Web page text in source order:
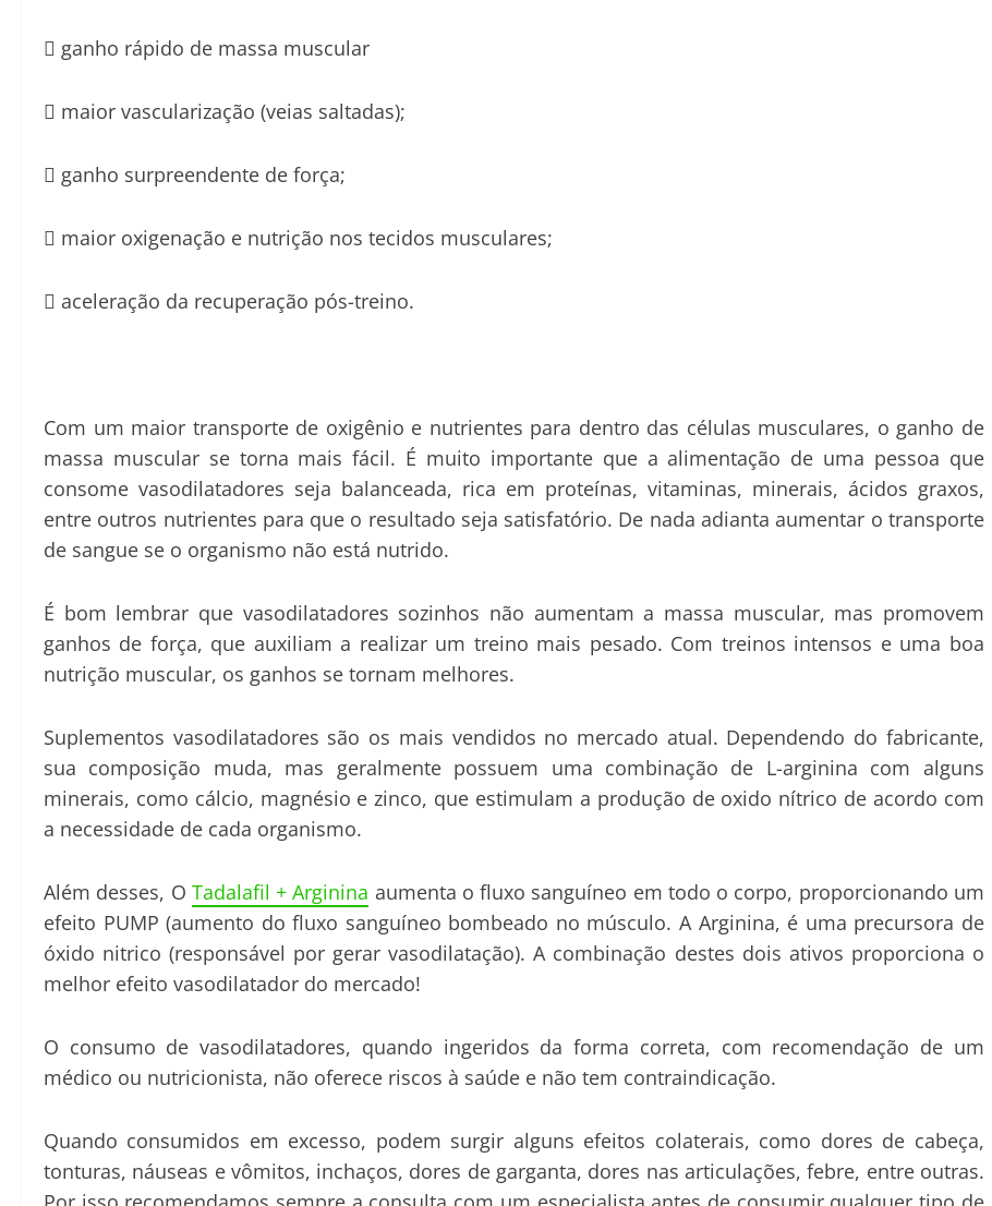
 ganho rápido de massa muscular
 maior vascularização (veias saltadas);
 ganho surpreendente de força;
 maior oxigenação e nutrição nos tecidos musculares;
 aceleração da recuperação pós-treino.
Com um maior transporte de oxigênio e nutrientes para dentro das células musculares, o ganho de
massa muscular se torna mais fácil. É muito importante que a alimentação de uma pessoa que
consome vasodilatadores seja balanceada, rica em proteínas, vitaminas, minerais, ácidos graxos,
entre outros nutrientes para que o resultado seja satisfatório. De nada adianta aumentar o transporte
de sangue se o organismo não está nutrido.
É bom lembrar que vasodilatadores sozinhos não aumentam a massa muscular, mas promovem
ganhos de força, que auxiliam a realizar um treino mais pesado. Com treinos intensos e uma boa
nutrição muscular, os ganhos se tornam melhores.
Suplementos vasodilatadores são os mais vendidos no mercado atual. Dependendo do fabricante,
sua composição muda, mas geralmente possuem uma combinação de L-arginina com alguns
minerais, como cálcio, magnésio e zinco, que estimulam a produção de oxido nítrico de acordo com
a necessidade de cada organismo.
Além desses, O Tadalafil + Arginina aumenta o fluxo sanguíneo em todo o corpo, proporcionando um
efeito PUMP (aumento do fluxo sanguíneo bombeado no músculo. A Arginina, é uma precursora de
óxido nitrico (responsável por gerar vasodilatação). A combinação destes dois ativos proporciona o
melhor efeito vasodilatador do mercado!
O consumo de vasodilatadores, quando ingeridos da forma correta, com recomendação de um
médico ou nutricionista, não oferece riscos à saúde e não tem contraindicação.
Quando consumidos em excesso, podem surgir alguns efeitos colaterais, como dores de cabeça,
tonturas, náuseas e vômitos, inchaços, dores de garganta, dores nas articulações, febre, entre outras.